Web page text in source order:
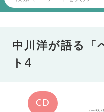
中川洋が語る「
ト4
CD